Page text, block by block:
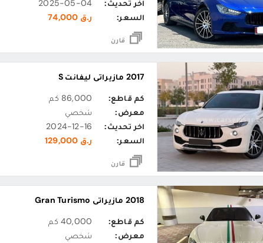
اخر تحديث:
2025-05-04
السعر:
ر.ق 74,000
قارن
2017 مازيراتي ليفانت S
كم قاطع:
86,000 كم
معرض:
شخصي
اخر تحديث:
2024-12-16
السعر:
ر.ق 129,000
قارن
2018 مازيراتي Gran Turismo
كم قاطع:
40,000 كم
معرض:
شخصي